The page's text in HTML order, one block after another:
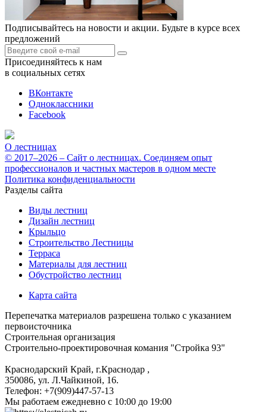
Подписывайтесь на новости и акции. Будьте в курсе всех
предложений
Присоединяйтесь к нам
в социальных сетях
ВКонтакте
Одноклассники
Facebook
О лестницах
© 2017–2026 – Сайт о лестницах. Соединяем опыт
профессионалов и частных мастеров в одном месте
Политика конфиденциальности
Разделы сайта
Виды лестниц
Дизайн лестниц
Крыльцо
Строительство Лестницы
Терраса
Материалы для лестниц
Обустройство лестниц
Карта сайта
Перепечатка материалов разрешена только с указанием
первоисточника
Строительная организация
Строительно-проектировочная комания "Стройка 93"
Краснодарский Край, г.Краснодар ,
350086, ул. Л.Чайкиной, 16.
Телефон: +7(909)447-57-13
Мы работаем ежедневно с 10:00 до 19:00